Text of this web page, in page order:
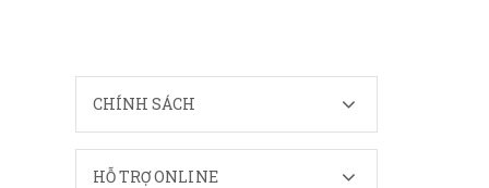
CHÍNH SÁCH
HỖ TRỢ ONLINE